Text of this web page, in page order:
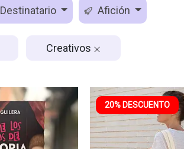
Destinatario Afición
Creativos
20% DESCUENTO